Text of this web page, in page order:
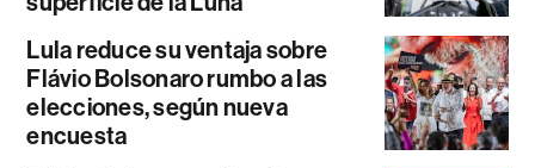
Lula reduce su ventaja sobre
Flávio Bolsonaro rumbo a las
elecciones, según nueva
encuesta